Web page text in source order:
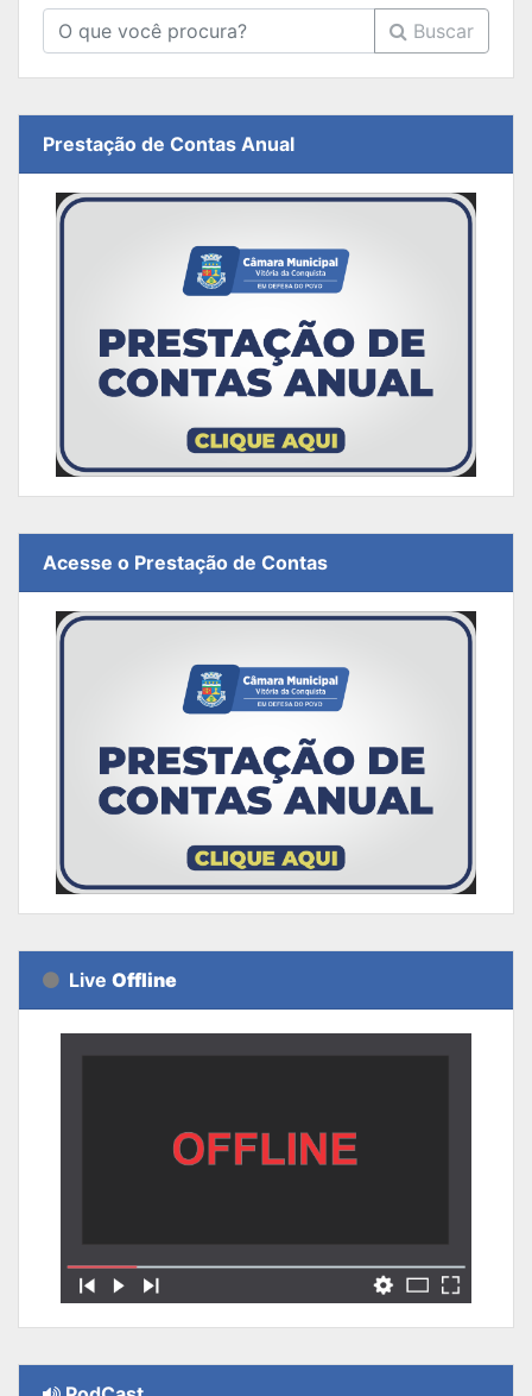
Buscar
Prestação de Contas Anual
Acesse o Prestação de Contas
Live Offline